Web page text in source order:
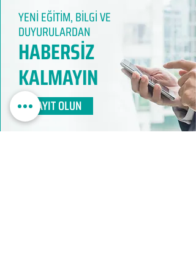
YENİ EĞİTİM, BİLGİ VE
DUYURULARDAN
HABERSİZ
KALMAYIN​
KAYIT OLUN